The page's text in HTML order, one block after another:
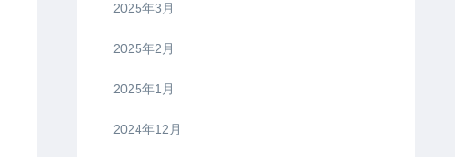
2025年3月
2025年2月
2025年1月
2024年12月